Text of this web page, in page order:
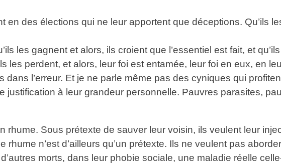
en des élections qui ne leur apportent que déceptions. Qu’ils
les gagnent et alors, ils croient que l’essentiel est fait, et
les perdent, et alors, leur foi est entamée, leur foi en eux, en
dans l’erreur. Et je ne parle même pas des cyniques qui
justification à leur grandeur personnelle. Pauvres parasites,
rhume. Sous prétexte de sauver leur voisin, ils veulent leur
n’est d’ailleurs qu’un prétexte. Ils ne veulent pas
morts, dans leur phobie sociale, une maladie réelle